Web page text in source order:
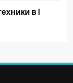
в I